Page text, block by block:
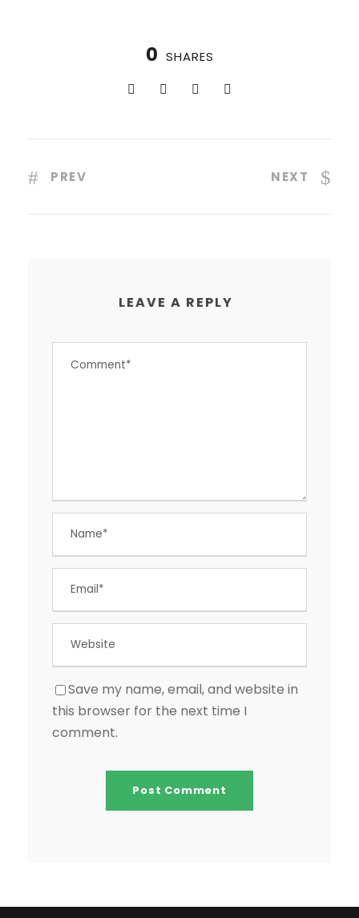
0 SHARES
PREV NEXT
LEAVE A REPLY
Save my name, email, and website in
this browser for the next time I
comment.